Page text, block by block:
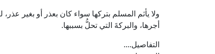
ولا يأثم المسلم بتركها سواء كان بعذر أو بغير
أجرها، والبركةَ التي تحلُّ بسببها.
التفاصيل....